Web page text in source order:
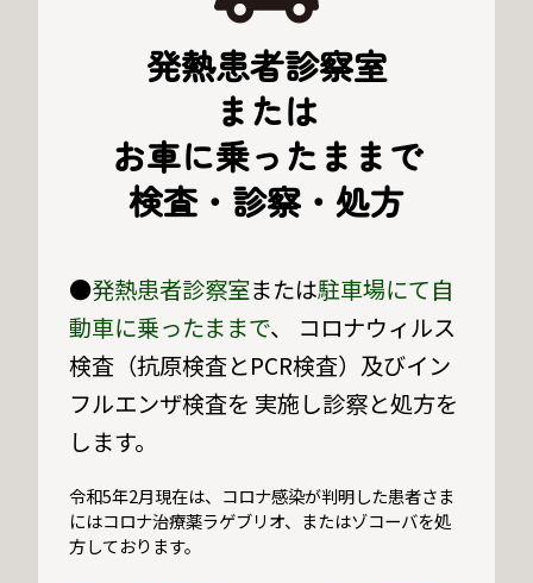
発熱患者診察室
または
お車に乗ったままで
検査・診察・処方
●発熱患者診察室または駐車場にて自
動車に乗ったままで、 コロナウィルス
検査（抗原検査とPCR検査）及びイン
フルエンザ検査を 実施し診察と処方を
します。
令和5年2月現在は、コロナ感染が判明した患者さま
にはコロナ治療薬ラゲブリオ、またはゾコーバを処
方しております。